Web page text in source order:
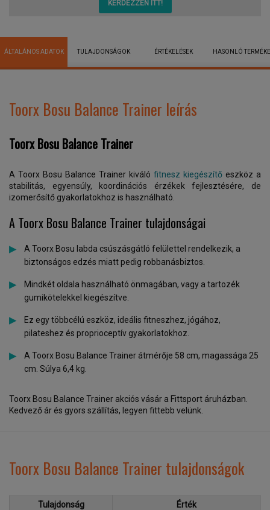
KÉRDEZZEN ITT!
ÁLTALÁNOS ADATOK TULAJDONSÁGOK ÉRTÉKELÉSEK HASONLÓ
Toorx Bosu Balance Trainer leírás
Toorx Bosu Balance Trainer
A Toorx Bosu Balance Trainer kiváló fitnesz kiegészítő eszköz a
stabilitás, egyensúly, koordinációs érzékek fejlesztésére, de
izomerősítő gyakorlatokhoz is használható.
A Toorx Bosu Balance Trainer tulajdonságai
A Toorx Bosu labda csúszásgátló felülettel rendelkezik, a
biztonságos edzés miatt pedig robbanásbiztos.
Mindkét oldala használható önmagában, vagy a tartozék
gumikötelekkel kiegészítve.
Ez egy többcélú eszköz, ideális fitneszhez, jógához,
pilateshez és proprioceptív gyakorlatokhoz.
A Toorx Bosu Balance Trainer átmérője 58 cm, magassága 25
cm. Súlya 6,4 kg.
Toorx Bosu Balance Trainer akciós vásár a Fittsport áruházban.
Kedvező ár és gyors szállítás, legyen fittebb velünk.
Toorx Bosu Balance Trainer tulajdonságok
Tulajdonság Érték